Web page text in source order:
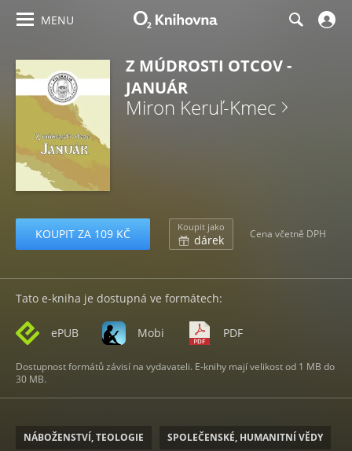
MENU
Z MÚDROSTI OTCOV -
JANUÁR
Miron Keruľ-Kmec
KOUPIT ZA 109 KČ Koupit jako
dárek Cena včetně DPH
Tato e-kniha je dostupná ve formátech:
ePUB Mobi PDF
Dostupnost formátů závisí na vydavateli. E-knihy mají velikost od 1 MB do
30 MB.
NÁBOŽENSTVÍ, TEOLOGIE SPOLEČENSKÉ, HUMANITNÍ VĚDY